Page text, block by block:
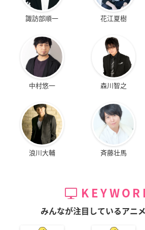
諏訪部順一 花江夏樹
中村悠一 森川智之
浪川大輔 斉藤壮馬
みんなが注目しているアニ